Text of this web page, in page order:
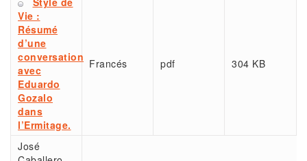
Vie :
Résumé
d’une
conversation
avec
Eduardo
Gozalo
dans
l’Ermitage.
Francés pdf 304 KB
José